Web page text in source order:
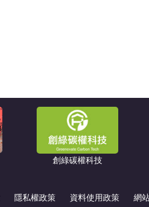
創綠碳權科技
隱私權政策 資料使用政策 網